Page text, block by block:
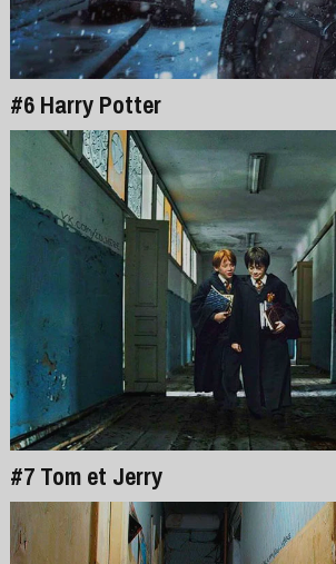
#6 Harry Potter
#7 Tom et Jerry